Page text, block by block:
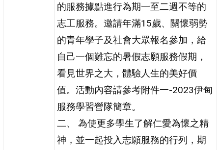
的服務據點進行為期一至二週不等的
志工服務。邀請年滿15歲、關懷弱勢
的青年學子及社會大眾報名參加，給
自己一個難忘的暑假志願服務假期，
看見世界之大，體驗人生的美好價
值。活動內容請參考附件一-2023伊甸
服務學習營隊簡章。
二、 為使更多學生了解仁愛為懷之精
神，並一起投入志願服務的行列，期